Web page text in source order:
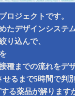
ロジェクトです。
たデザインシステ
り込んで、
種までの流れをデ
せるまで5時間で判
る薬品が解ります